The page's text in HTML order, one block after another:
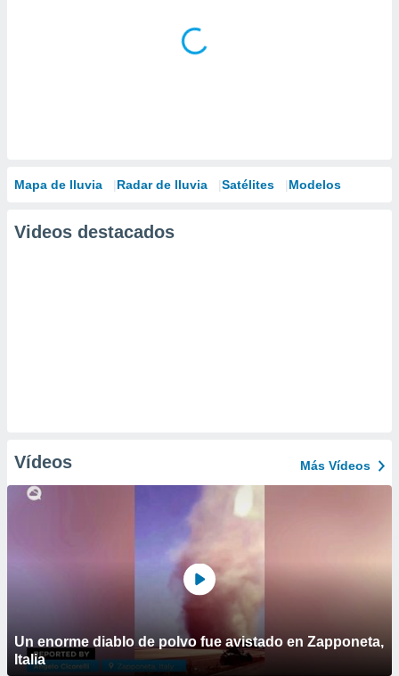
Mapa de lluvia Radar de lluvia Satélites Modelos
Videos destacados
Vídeos Más Vídeos
Un enorme diablo de polvo fue avistado en Zapponeta,
Italia